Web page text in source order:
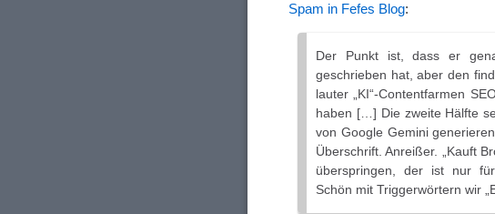
Spam in Fefes Blog:
Der Punkt ist, dass er
geschrieben hat, aber den
lauter „KI“-Contentfarmen
haben […] Die zweite Hälfte
von Google Gemini
Überschrift. Anreißer. „Kauft
überspringen, der ist nur
Schön mit Triggerwörtern wir